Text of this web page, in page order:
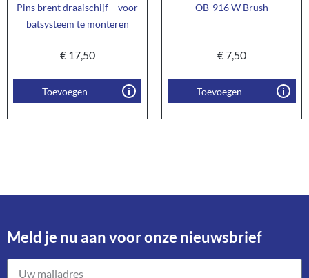
Pins brent draaischijf – voor
batsysteem te monteren
€17,50
Toevoegen
OB-916 W Brush
€7,50
Toevoegen
Meld je nu aan voor onze nieuwsbrief​